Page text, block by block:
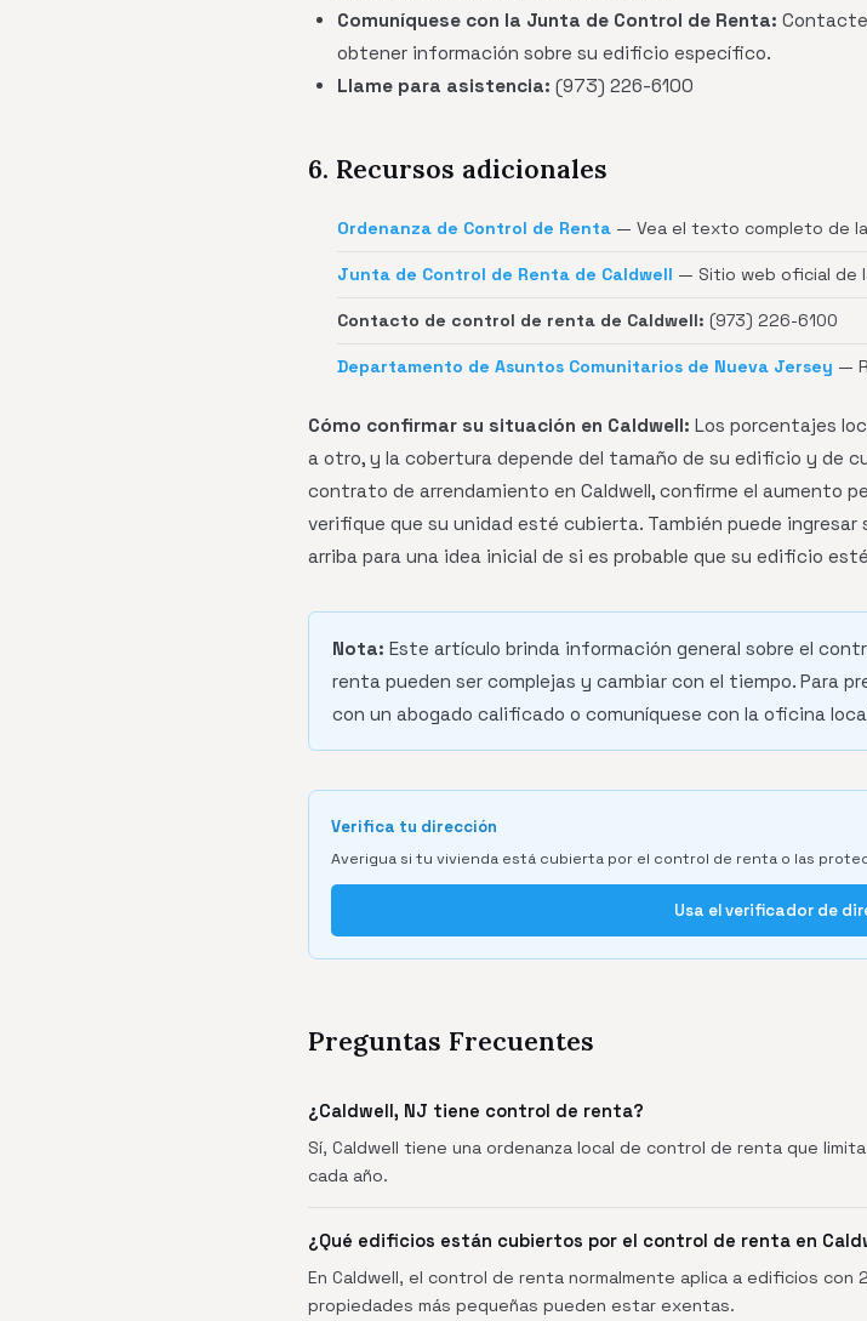
Comuníquese con la Junta de Control de Renta:
obtener información sobre su edificio específico.
Llame para asistencia: (973) 226-6100
6. Recursos adicionales
Ordenanza de Control de Renta — Vea el texto completo de
Junta de Control de Renta de Caldwell — Sitio web oficial de
Contacto de control de renta de Caldwell: (973) 226-6100
Departamento de Asuntos Comunitarios de Nueva Jersey —
Cómo confirmar su situación en Caldwell: Los porcentajes
a otro, y la cobertura depende del tamaño de su edificio y de
contrato de arrendamiento en Caldwell, confirme el aumento
verifique que su unidad esté cubierta. También puede
arriba para una idea inicial de si es probable que su edificio
Nota: Este artículo brinda información general sobre el
renta pueden ser complejas y cambiar con el tiempo. Para
con un abogado calificado o comuníquese con la oficina
Verifica tu dirección
Averigua si tu vivienda está cubierta por el control de renta o las
Usa el verificador de
Preguntas Frecuentes
¿Caldwell, NJ tiene control de renta?
Sí, Caldwell tiene una ordenanza local de control de renta que
cada año.
¿Qué edificios están cubiertos por el control de renta en
En Caldwell, el control de renta normalmente aplica a edificios con
propiedades más pequeñas pueden estar exentas.